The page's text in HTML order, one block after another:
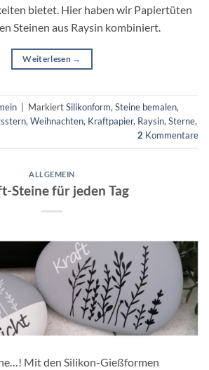
bietet. Hier haben wir Papiertüten
Steinen aus Raysin kombiniert.
Weiterlesen →
MarkiertSilikonform,Steine bemalen,
,Weihnachten, Kraftpapier, Raysin,Sterne,
2 Kommentare
ALLGEMEIN
Steine für jeden Tag
Mit den Silikon-Gießformen